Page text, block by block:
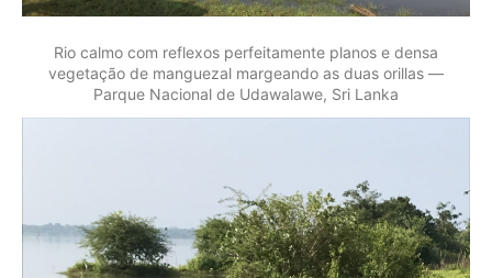
Rio calmo com reflexos perfeitamente planos e densa
vegetação de manguezal margeando as duas orillas —
Parque Nacional de Udawalawe, Sri Lanka